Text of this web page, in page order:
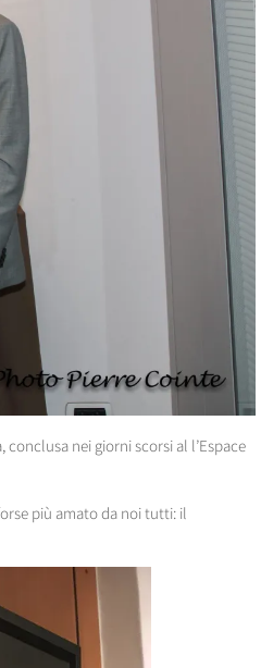
nei giorni scorsi al l’Espace
più amato da noi tutti: il